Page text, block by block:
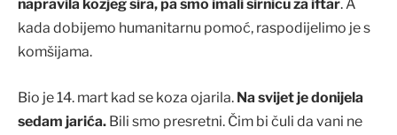
napravila kozjeg sira, pa smo imali sirnicu za iftar. A
kada dobijemo humanitarnu pomoć, raspodijelimo je s
komšijama.
Bio je 14. mart kad se koza ojarila. Na svijet je donijela
sedam jarića. Bili smo presretni. Čim bi čuli da vani ne